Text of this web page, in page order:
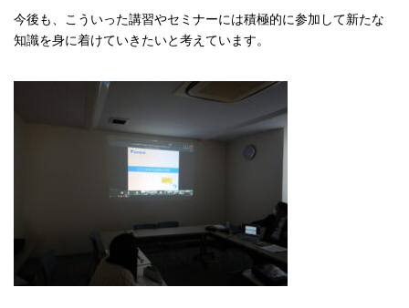
今後も、こういった講習やセミナーには積極的に参加して新たな
知識を身に着けていきたいと考えています。